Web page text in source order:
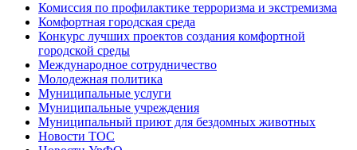
Комиссия по профилактике терроризма и экстремизма
Комфортная городская среда
Конкурс лучших проектов создания комфортной
городской среды
Международное сотрудничество
Молодежная политика
Муниципальные услуги
Муниципальные учреждения
Муниципальный приют для бездомных животных
Новости ТОС